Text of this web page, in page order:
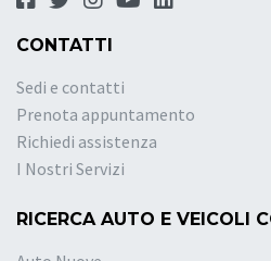
CONTATTI
Sedi e contatti
Prenota appuntamento
Richiedi assistenza
I Nostri Servizi
RICERCA AUTO E VEICOLI